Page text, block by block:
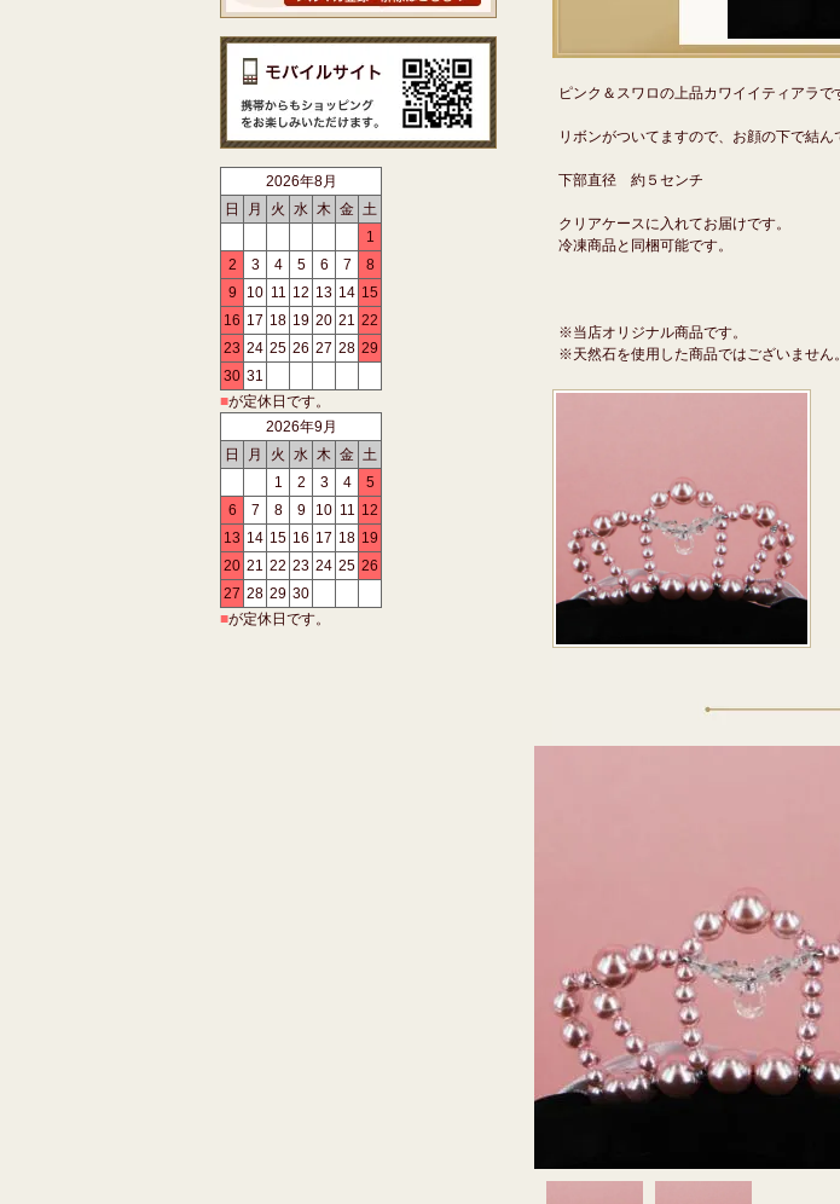
ピンク＆スワロの上品カワイイティアラで
リボンがついてますので、お顔の下で結ん
下部直径 約５センチ
クリアケースに入れてお届けです。
冷凍商品と同梱可能です。
※当店オリジナル商品です。
※天然石を使用した商品ではございません。
2026年8月
日
月 火 水 木 金 土
1
2
3 4 5 6 7
8
9
10 11 12 13 14 15
16 17 18 19 20 21 22
23 24 25 26 27 28 29
30 31
■が定休日です。
2026年9月
日
月 火 水 木 金 土
1
2 3 4
5
6
7 8 9 10 11 12
13 14 15 16 17 18 19
20 21 22 23 24 25 26
27 28 29 30
■が定休日です。